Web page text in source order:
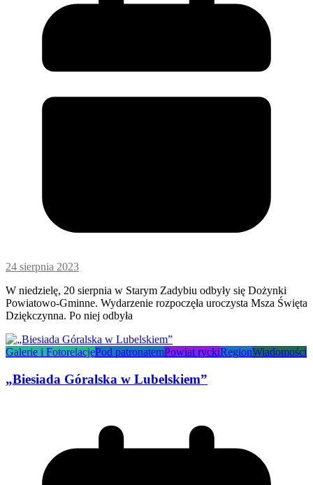
24 sierpnia 2023
W niedzielę, 20 sierpnia w Starym Zadybiu odbyły się Dożynki
Powiatowo-Gminne. Wydarzenie rozpoczęła uroczysta Msza Święta
Dziękczynna. Po niej odbyła
Galerie i FotorelacjePod patronatemPowiat ryckiRegionWiadomości
„Biesiada Góralska w Lubelskiem”